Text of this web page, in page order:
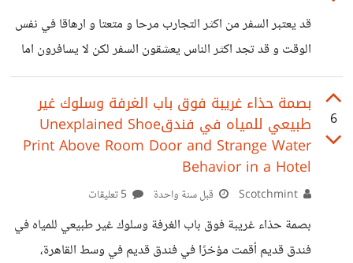
على البلاد نفسها ! هي أمور دقيقة وقد لا ينتبه لها كل الناس إلا
أهل الاختصاص و
قد يعتبر السفر من اكثر التجارب مرحا و متعتا و ارهاقا في نفس
الوقت و قد تجد اكثر الناس يعشقون السفر لكن لا يسافرون اما
لاسباب مادية او معنوية كالوقت...........الخ و قد تجد ناس لا
تسافر ليس لانها لا تملك قدرة مادية او معنوية بل لانها تحب
المكان الذي تعيش في كشخص مثلا يحب بلده او شخص يحب
بيته و هكذا ولكن مالا يعلمه البعض ان السفر ضروري لعدة
اسباب منها : _ تحسين الحالية النفسية والمزاجية _التخلص من
التوتر
6
بصمة حذاء غريبة فوق باب الغرفة وسلوك غير
طبيعي للمياه في فندقUnexplained Shoe
Print Above Room Door and Strange Water
Behavior in a Hotel
قبل سنة واحدة
بصمة حذاء غريبة فوق باب الغرفة وسلوك غير طبيعي للمياه في
فندق قديم أقمت مؤخرًا في فندق قديم في وسط القاهرة،